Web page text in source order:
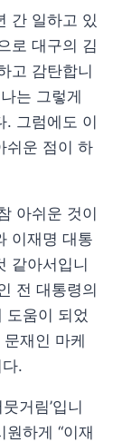
간 일하고 있
로 대구의 김
고 감탄합니
는 그렇게
. 그럼에도 이
쉬운 점이 하
아쉬운 것이
이재명 대통
같아서입니
전 대통령의
도움이 되었
재인 마케
.
거림’입니
하게 “이재